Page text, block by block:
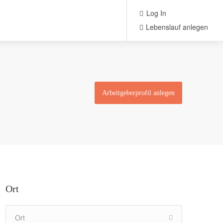
Log In
Lebenslauf anlegen
Arbeitgeberprofil anlegen
Ort